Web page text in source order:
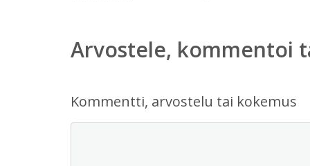
Arvostele, kommentoi
Kommentti, arvostelu tai kokemus